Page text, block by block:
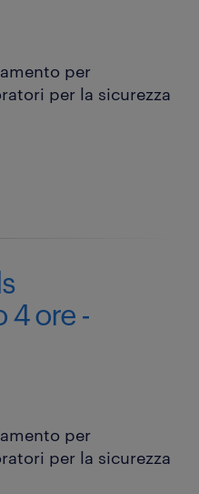
per
per la sicurezza
4 ore -
per
per la sicurezza